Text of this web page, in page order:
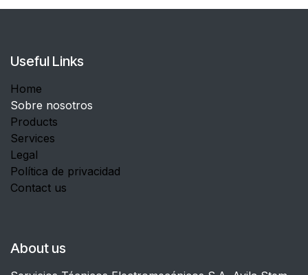
Useful Links
Home
Sobre nosotros
Products
Services
Legal
Política de privacidad
Contact us
About us